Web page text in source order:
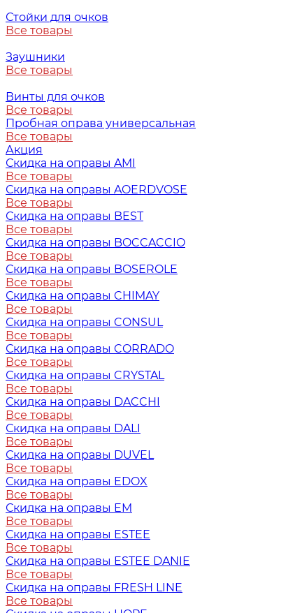
Стойки для очков
Все товары
Заушники
Все товары
Винты для очков
Все товары
Пробная оправа универсальная
Все товары
Акция
Скидка на оправы AMI
Все товары
Скидка на оправы AOERDVOSE
Все товары
Скидка на оправы BEST
Все товары
Скидка на оправы BOCCACCIO
Все товары
Скидка на оправы BOSEROLE
Все товары
Скидка на оправы CHIMAY
Все товары
Скидка на оправы CONSUL
Все товары
Скидка на оправы CORRADO
Все товары
Скидка на оправы CRYSTAL
Все товары
Скидка на оправы DACCHI
Все товары
Скидка на оправы DALI
Все товары
Скидка на оправы DUVEL
Все товары
Скидка на оправы EDOX
Все товары
Скидка на оправы EM
Все товары
Скидка на оправы ESTEE
Все товары
Скидка на оправы ESTEE DANIE
Все товары
Скидка на оправы FRESH LINE
Все товары